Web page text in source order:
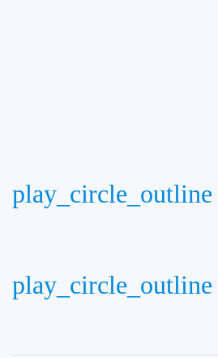
play_circle_outline
play_circle_outline